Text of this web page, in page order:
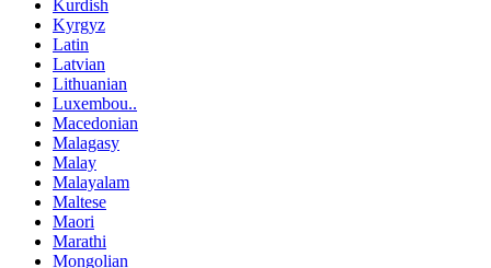
Kurdish
Kyrgyz
Latin
Latvian
Lithuanian
Luxembou..
Macedonian
Malagasy
Malay
Malayalam
Maltese
Maori
Marathi
Mongolian